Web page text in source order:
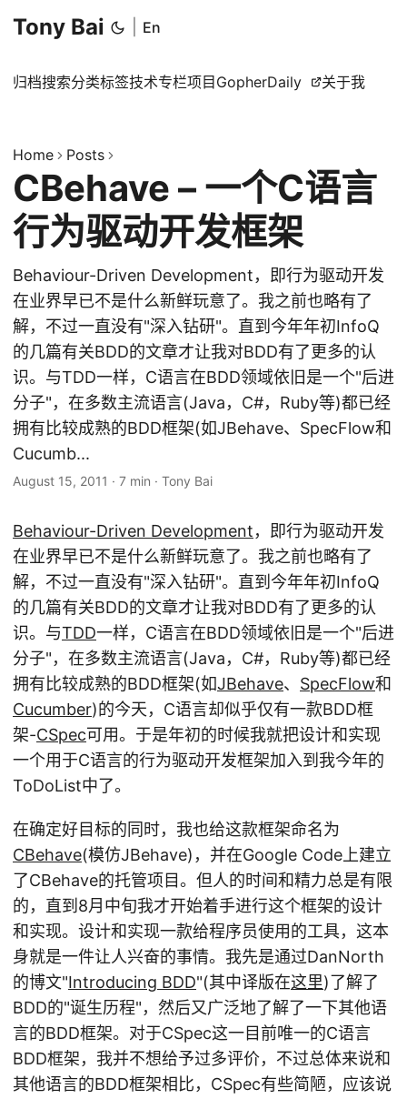
Tony Bai En
归档搜索分类标签技术专栏项目 GopherDaily 关于我
Home Posts
CBehave – 一个C语言
行为驱动开发框架
Behaviour-Driven Development，即行为驱动开发
在业界早已不是什么新鲜玩意了。我之前也略有了
解，不过一直没有"深入钻研"。直到今年年初InfoQ
的几篇有关BDD的文章才让我对BDD有了更多的认
识。与TDD一样，C语言在BDD领域依旧是一个"后进
分子"，在多数主流语言(Java，C#，Ruby等)都已经
拥有比较成熟的BDD框架(如JBehave、SpecFlow和
Cucumb...
August 15, 2011 · 7 min · Tony Bai
Behaviour-Driven Development，即行为驱动开发
在业界早已不是什么新鲜玩意了。我之前也略有了
解，不过一直没有"深入钻研"。直到今年年初InfoQ
的几篇有关BDD的文章才让我对BDD有了更多的认
识。与TDD一样，C语言在BDD领域依旧是一个"后进
分子"，在多数主流语言(Java，C#，Ruby等)都已经
拥有比较成熟的BDD框架(如JBehave、 SpecFlow和
Cucumber)的今天，C语言却似乎仅有一款BDD框
架-CSpec可用。于是年初的时候我就把设计和实现
一个用于C语言的行为驱动开发框架加入到我今年的
ToDoList中了。
在确定好目标的同时，我也给这款框架命名为
CBehave(模仿JBehave)，并在Google Code上建立
了CBehave的托管项目。但人的时间和精力总是有限
的，直到8月中旬我才开始着手进行这个框架的设计
和实现。设计和实现一款给程序员使用的工具，这本
身就是一件让人兴奋的事情。我先是通过DanNorth
的博文"Introducing BDD"(其中译版在这里)了解了
BDD的"诞生历程"，然后又广泛地了解了一下其他语
言的BDD框架。对于CSpec这一目前唯一的C语言
BDD框架，我并不想给予过多评价，不过总体来说和
其他语言的BDD框架相比，CSpec有些简陋，应该说